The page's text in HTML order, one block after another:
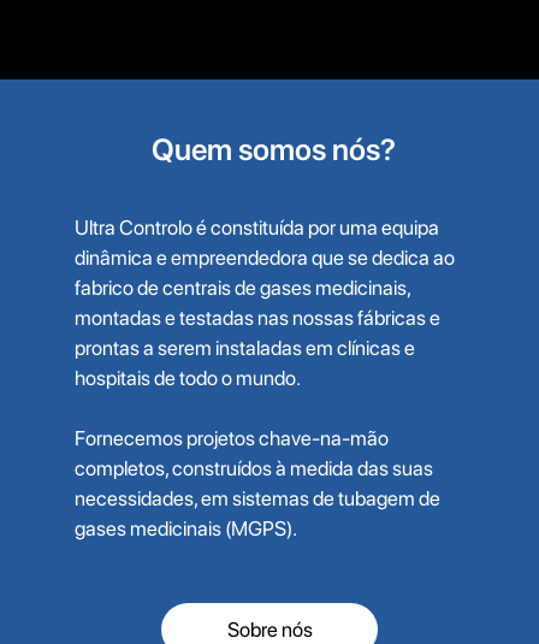
Quem somos nós?
Ultra Controlo é constituída por uma equipa
dinâmica e empreendedora que se dedica ao
fabrico de centrais de gases medicinais,
montadas e testadas nas nossas fábricas e
prontas a serem instaladas em clínicas e
hospitais de todo o mundo.
Fornecemos projetos chave-na-mão
completos, construídos à medida das suas
necessidades, em sistemas de tubagem de
gases medicinais (MGPS).
Sobre nós